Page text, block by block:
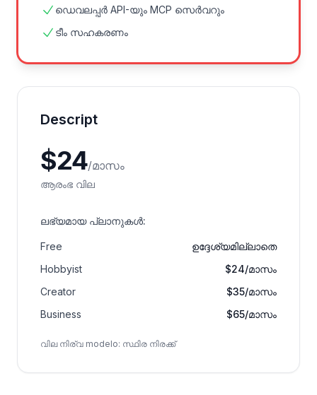
ഡെവലപ്പർ API-യും MCP സെർവറും
ടീം സഹകരണം
Descript
$24/മാസം
ആരംഭ വില
ലഭ്യമായ പ്ലാനുകൾ:
Free
ഉദ്ദേശ്യമില്ലാതെ
Hobbyist
$24/മാസം
Creator
$35/മാസം
Business
$65/മാസം
വില നിര്വ modelo: സ്ഥിര നിരക്ക്